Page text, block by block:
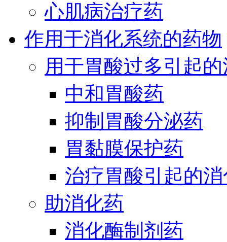
心肌病治疗药
作用于消化系统的药物
用于胃酸过多引起
中和胃酸药
抑制胃酸分泌药
胃黏膜保护药
治疗胃酸引起的
助消化药
消化酶制剂药